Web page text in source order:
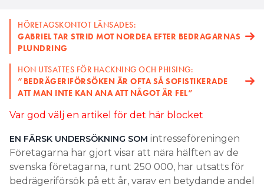
HÖRETAGSKONTOT LÄNSADES:
GABRIEL TAR STRID MOT NORDEA EFTER BEDRAGARNAS
PLUNDRING
HON UTSATTES FÖR HACKNING OCH PHISING:
”BEDRÄGERIFÖRSÖKEN ÄR OFTA SÅ SOFISTIKERADE
ATT MAN INTE KAN ANA ATT NÅGOT ÄR FEL”
Var god välj en artikel för det här blocket
EN FÄRSK UNDERSÖKNING SOM intresseföreningen
Företagarna har gjort visar att nära hälften av de
svenska företagarna, runt 250 000, har utsatts för
bedrägeriförsök på ett år, varav en betydande andel